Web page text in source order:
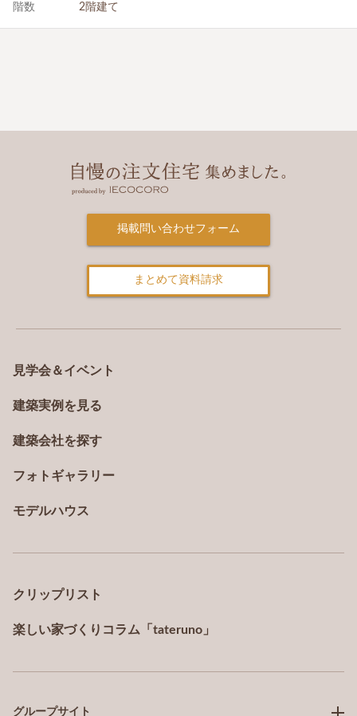
階数
2階建て
掲載問い合わせフォーム
まとめて資料請求
見学会＆イベント
建築実例を見る
建築会社を探す
フォトギャラリー
モデルハウス
クリップリスト
楽しい家づくりコラム「tateruno」
グループサイト